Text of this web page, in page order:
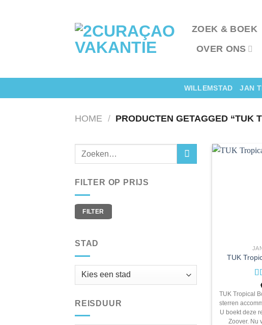
ZOEK & BOEK
OVER ONS
WILLEMSTAD JAN
HOME / PRODUCTEN GETAGGED “TUK
FILTER OP PRIJS
Min.
prijs
Max.
prijsFILTER
STAD
REISDUUR
TUK
5
TUK Tropical
sterren
U boekt deze
Zoover. Nu